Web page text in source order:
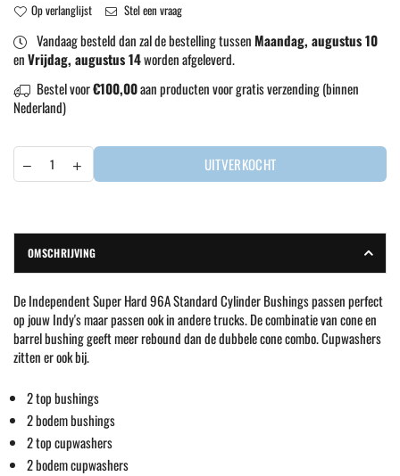
Op verlanglijst Stel een vraag
Vandaag besteld dan zal de bestelling tussenMaandag, augustus 10
enVrijdag, augustus 14worden afgeleverd.
Bestel voor€100,00aan producten voor gratis verzending (binnen
Nederland)
UITVERKOCHT
OMSCHRIJVING
De Independent Super Hard 96A Standard Cylinder Bushings passen perfect
op jouw Indy's maar passen ook in andere trucks. De combinatie van cone en
barrel bushing geeft meer rebound dan de dubbele cone combo. Cupwashers
zitten er ook bij.
2 top bushings
2 bodem bushings
2 top cupwashers
2 bodem cupwashers